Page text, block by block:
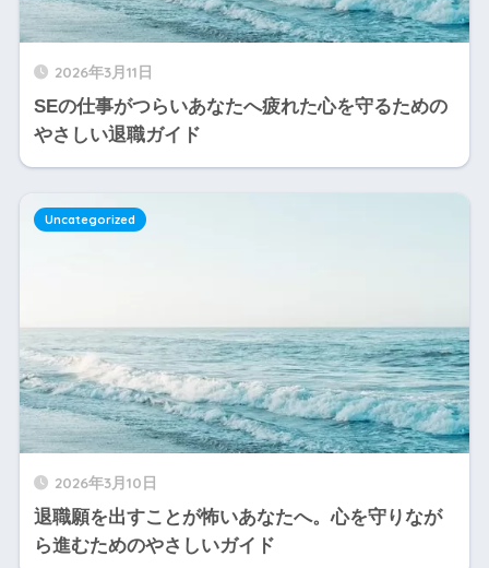
2026年3月11日
SEの仕事がつらいあなたへ疲れた心を守るための
やさしい退職ガイド
2026年3月10日
退職願を出すことが怖いあなたへ。心を守りなが
ら進むためのやさしいガイド
Uncategorized